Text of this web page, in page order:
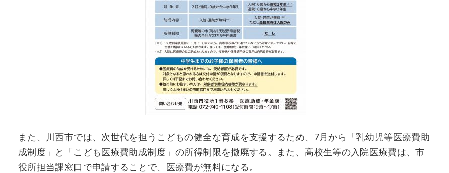
また、川西市では、次世代を担うこどもの健全な育成を支援するため、7月から「乳幼児等医療費助
成制度」と「こども医療費助成制度」の所得制限を撤廃する。また、高校生等の入院医療費は、市
役所担当課窓口で申請することで、医療費が無料になる。